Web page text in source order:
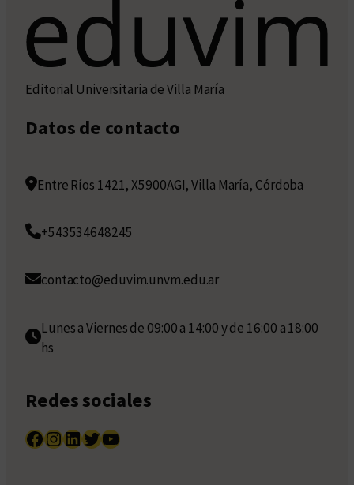
Editorial Universitaria de Villa María
Datos de contacto
Entre Ríos 1421, X5900AGI, Villa María, Córdoba
+543534648245
contacto@eduvim.unvm.edu.ar
Lunes a Viernes de 09:00 a 14:00 y de 16:00 a 18:00
hs
Redes sociales
Facebook InstagramLinkedIn Twitter YouTube